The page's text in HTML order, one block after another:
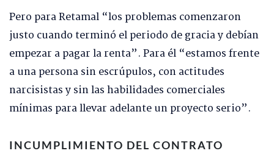
Pero para Retamal “los problemas comenzaron
justo cuando terminó el periodo de gracia y debían
empezar a pagar la renta”. Para él “estamos frente
a una persona sin escrúpulos, con actitudes
narcisistas y sin las habilidades comerciales
mínimas para llevar adelante un proyecto serio”.
INCUMPLIMIENTO DEL CONTRATO